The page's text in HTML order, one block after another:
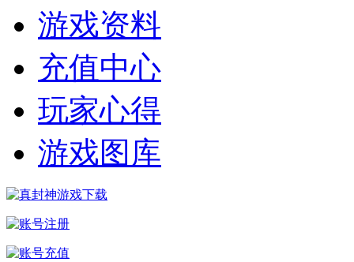
游戏资料
充值中心
玩家心得
游戏图库